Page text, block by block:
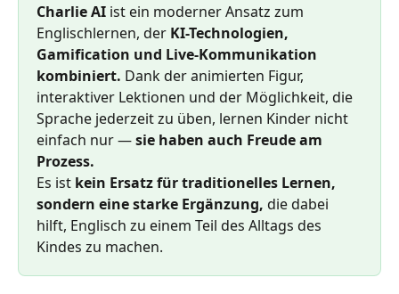
Charlie AI ist ein moderner Ansatz zum
Englischlernen, der KI-Technologien,
Gamification und Live-Kommunikation
kombiniert. Dank der animierten Figur,
interaktiver Lektionen und der Möglichkeit, die
Sprache jederzeit zu üben, lernen Kinder nicht
einfach nur — sie haben auch Freude am
Prozess.
Es ist kein Ersatz für traditionelles Lernen,
sondern eine starke Ergänzung, die dabei
hilft, Englisch zu einem Teil des Alltags des
Kindes zu machen.